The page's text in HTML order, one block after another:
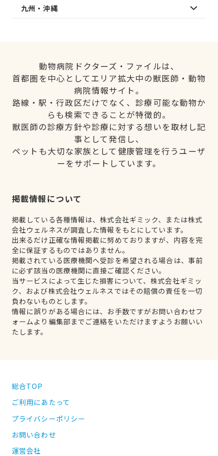
九州・沖縄
動物病院ドクターズ・ファイルは、
首都圏を中心としてエリア拡大中の獣医師・動物
病院情報サイト。
路線・駅・行政区だけでなく、診療可能な動物か
らも検索できることが特徴的。
獣医師の診療方針や診療に対する想いを取材し記
事として発信し、
ペットも大切な家族として健康管理を行うユーザ
ーをサポートしています。
掲載情報について
掲載している各種情報は、株式会社ギミック、または株式
会社ウェルネスが調査した情報をもとにしています。
出来るだけ正確な情報掲載に努めておりますが、内容を完
全に保証するものではありません。
掲載されている医療機関へ受診を希望される場合は、事前
に必ず該当の医療機関に直接ご確認ください。
当サービスによって生じた損害について、株式会社ギミッ
ク、および株式会社ウェルネスではその賠償の責任を一切
負わないものとします。
情報に誤りがある場合には、お手数ですがお問い合わせフ
ォームより編集部までご連絡をいただけますようお願いい
たします。
総合TOP
ご利用にあたって
プライバシーポリシー
お問い合わせ
運営会社